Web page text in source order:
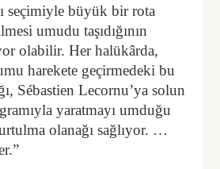
seçimiyle büyük bir rota
umudu taşıdığının
olabilir. Her halükârda,
harekete geçirmedeki bu
Sébastien Lecornu’ya solun
yaratmayı umduğu
olanağı sağlıyor. …